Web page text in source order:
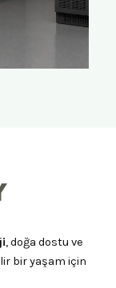
, doğa dostu ve
bir yaşam için